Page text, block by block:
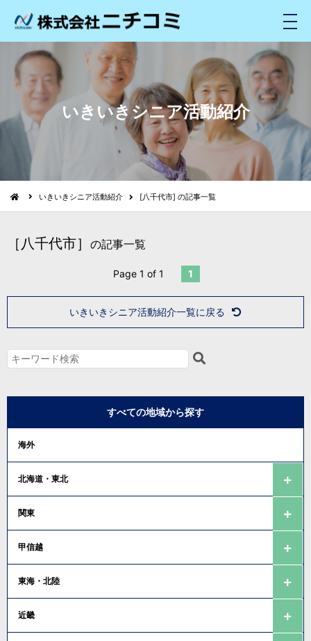
メ
ニ
ュ
いきいきシニア活動紹介
いきいきシニア活動紹介 [八千代市] の記事一覧
［八千代市］ の記事一覧
Page 1 of 1 1
いきいきシニア活動紹介一覧に戻る
すべての地域から探す
海外
北海道・東北
関東
甲信越
東海・北陸
近畿